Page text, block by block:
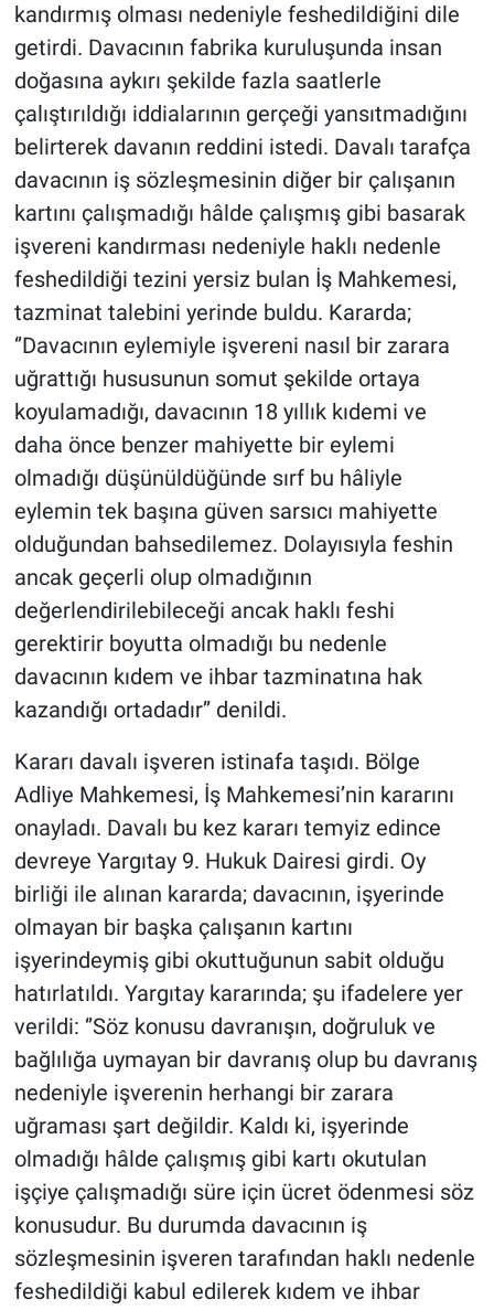
kandırmış olması nedeniyle feshedildiğini dile
getirdi. Davacının fabrika kuruluşunda insan
doğasına aykırı şekilde fazla saatlerle
çalıştırıldığı iddialarının gerçeği yansıtmadığını
belirterek davanın reddini istedi. Davalı tarafça
davacının iş sözleşmesinin diğer bir çalışanın
kartını çalışmadığı hâlde çalışmış gibi basarak
işvereni kandırması nedeniyle haklı nedenle
feshedildiği tezini yersiz bulan İş Mahkemesi,
tazminat talebini yerinde buldu. Kararda;
‘’Davacının eylemiyle işvereni nasıl bir zarara
uğrattığı hususunun somut şekilde ortaya
koyulamadığı, davacının 18 yıllık kıdemi ve
daha önce benzer mahiyette bir eylemi
olmadığı düşünüldüğünde sırf bu hâliyle
eylemin tek başına güven sarsıcı mahiyette
olduğundan bahsedilemez. Dolayısıyla feshin
ancak geçerli olup olmadığının
değerlendirilebileceği ancak haklı feshi
gerektirir boyutta olmadığı bu nedenle
davacının kıdem ve ihbar tazminatına hak
kazandığı ortadadır’’ denildi.
Kararı davalı işveren istinafa taşıdı. Bölge
Adliye Mahkemesi, İş Mahkemesi’nin kararını
onayladı. Davalı bu kez kararı temyiz edince
devreye Yargıtay 9. Hukuk Dairesi girdi. Oy
birliği ile alınan kararda; davacının, işyerinde
olmayan bir başka çalışanın kartını
işyerindeymiş gibi okuttuğunun sabit olduğu
hatırlatıldı. Yargıtay kararında; şu ifadelere yer
verildi: ‘’Söz konusu davranışın, doğruluk ve
bağlılığa uymayan bir davranış olup bu davranış
nedeniyle işverenin herhangi bir zarara
uğraması şart değildir. Kaldı ki, işyerinde
olmadığı hâlde çalışmış gibi kartı okutulan
işçiye çalışmadığı süre için ücret ödenmesi söz
konusudur. Bu durumda davacının iş
sözleşmesinin işveren tarafından haklı nedenle
feshedildiği kabul edilerek kıdem ve ihbar